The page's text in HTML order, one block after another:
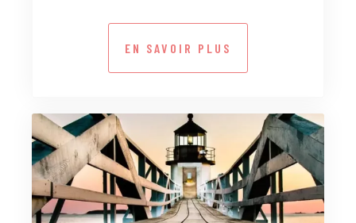
EN SAVOIR PLUS